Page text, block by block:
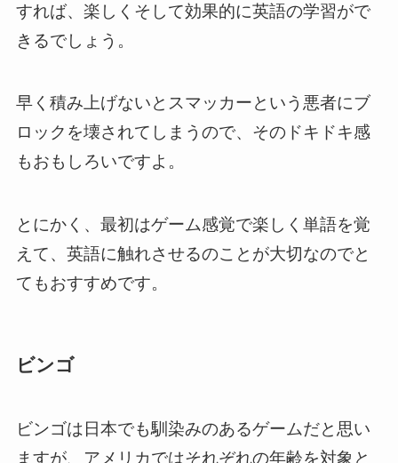
すれば、楽しくそして効果的に英語の学習がで
きるでしょう。
早く積み上げないとスマッカーという悪者にブ
ロックを壊されてしまうので、そのドキドキ感
もおもしろいですよ。
とにかく、最初はゲーム感覚で楽しく単語を覚
えて、英語に触れさせるのことが大切なのでと
てもおすすめです。
ビンゴ
ビンゴは日本でも馴染みのあるゲームだと思い
ますが、アメリカではそれぞれの年齢を対象と